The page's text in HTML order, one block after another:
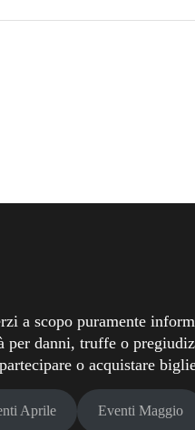
a scopo puramente
danni, truffe o
o acquistare
Aprile Eventi Maggio